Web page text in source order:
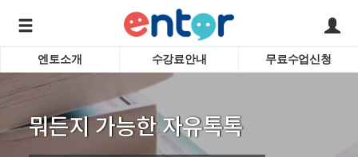
학습도우미 G1
서비스안내
강사소개
회사소개
어린이
엔토소개 수강료안내 무료수업신청
뭐든지 가능한 자유톡톡